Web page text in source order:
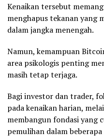
Kenaikan tersebut
menghapus tekanan yang
dalam jangka menengah.
Namun, kemampuan
area psikologis penting
masih tetap terjaga.
Bagi investor dan trader,
pada kenaikan harian,
membangun fondasi yang
pemulihan dalam